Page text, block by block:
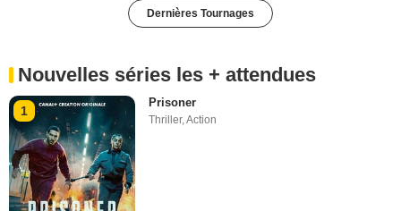
Dernières Tournages
Nouvelles séries les + attendues
1
Prisoner
Thriller,Action